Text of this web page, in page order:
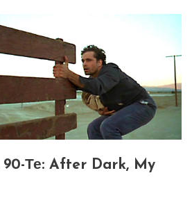
Те: After Dark, My